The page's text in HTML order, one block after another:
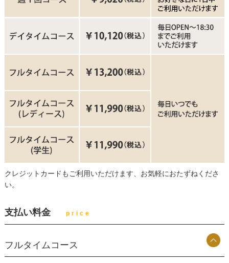
クレジットカードもご利用いただけます、お気軽におたずねくださ
い。
支払い料金 price
フルタイムコース
インストラクター
アクセス
お問い合わせ
パーソナルレッスン
会員様の声
フォトギャラリー
スタッフ募集